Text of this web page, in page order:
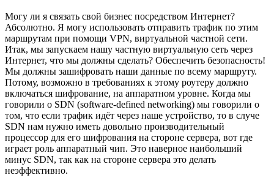
Могу ли я связать свой бизнес посредством Интернет?
Абсолютно. Я могу использовать отправить трафик по этим
маршрутам при помощи VPN, виртуальной частной сети.
Итак, мы запускаем нашу частную виртуальную сеть через
Интернет, что мы должны сделать? Обеспечить безопасность!
Мы должны зашифровать наши данные по всему маршруту.
Потому, возможно в требованиях к этому роутеру должно
включаться шифрование, на аппаратном уровне. Когда мы
говорили о SDN (software-defined networking) мы говорили о
том, что если трафик идёт через наше устройство, то в случе
SDN нам нужно иметь довольно производительный
процессор для его шифрования на стороне сервера, вот где
играет роль аппаратный чип. Это наверное наибольший
минус SDN, так как на стороне сервера это делать
неэффективно.